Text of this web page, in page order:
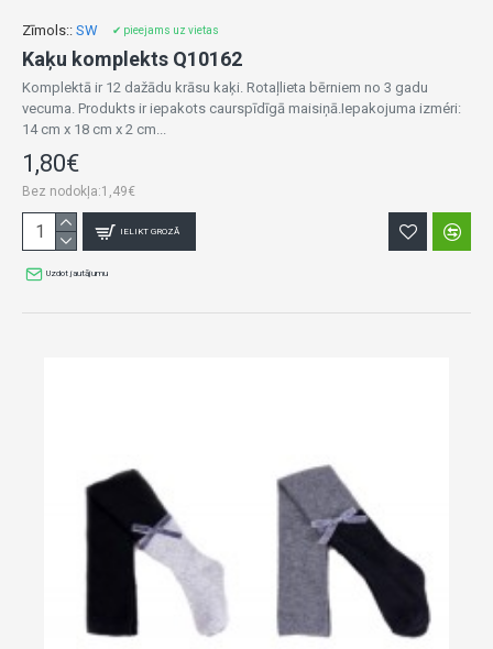
Zīmols:: SW ✔ pieejams uz vietas
Kaķu komplekts Q10162
Komplektā ir 12 dažādu krāsu kaķi. Rotaļlieta bērniem no 3 gadu
vecuma. Produkts ir iepakots caurspīdīgā maisiņā.Iepakojuma izméri:
14 cm x 18 cm x 2 cm...
1,80€
Bez nodokļa:1,49€
IELIKT GROZĀ
Uzdot jautājumu